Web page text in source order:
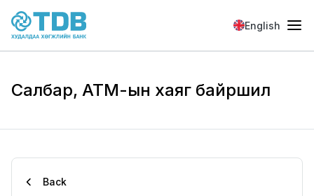
Skip to main content
English
Салбар, АТМ-ын хаяг байршил
Back